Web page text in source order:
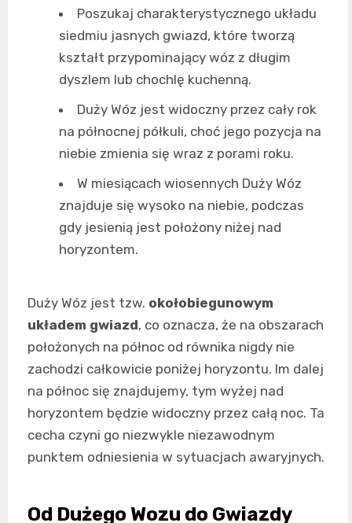
Poszukaj charakterystycznego układu
siedmiu jasnych gwiazd, które tworzą
kształt przypominający wóz z długim
dyszlem lub chochlę kuchenną.
Duży Wóz jest widoczny przez cały rok
na północnej półkuli, choć jego pozycja na
niebie zmienia się wraz z porami roku.
W miesiącach wiosennych Duży Wóz
znajduje się wysoko na niebie, podczas
gdy jesienią jest położony niżej nad
horyzontem.
Duży Wóz jest tzw. okołobiegunowym
układem gwiazd, co oznacza, że na obszarach
położonych na północ od równika nigdy nie
zachodzi całkowicie poniżej horyzontu. Im dalej
na północ się znajdujemy, tym wyżej nad
horyzontem będzie widoczny przez całą noc. Ta
cecha czyni go niezwykle niezawodnym
punktem odniesienia w sytuacjach awaryjnych.
Od Dużego Wozu do Gwiazdy